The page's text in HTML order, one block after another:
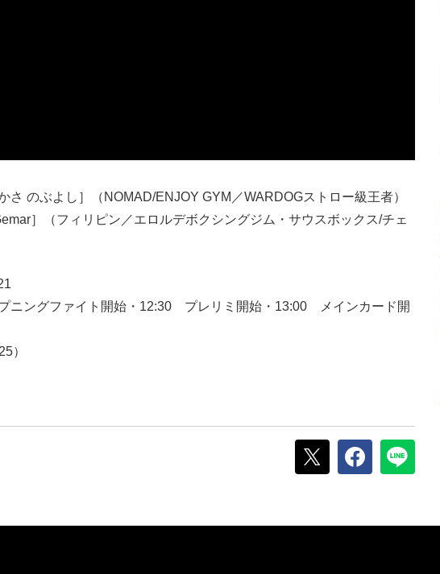
のぶよし］（NOMAD/ENJOY GYM／WARDOGストロー級王者）
］（フィリピン／エロルデボクシングジム・サウスボックス/チェ
ングファイト開始・12:30 プレリミ開始・13:00 メインカード開
）